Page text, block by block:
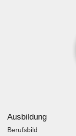
Ausbildung
Berufsbild